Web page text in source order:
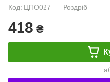
Код: ЦПО027
Роздріб
418 ₴